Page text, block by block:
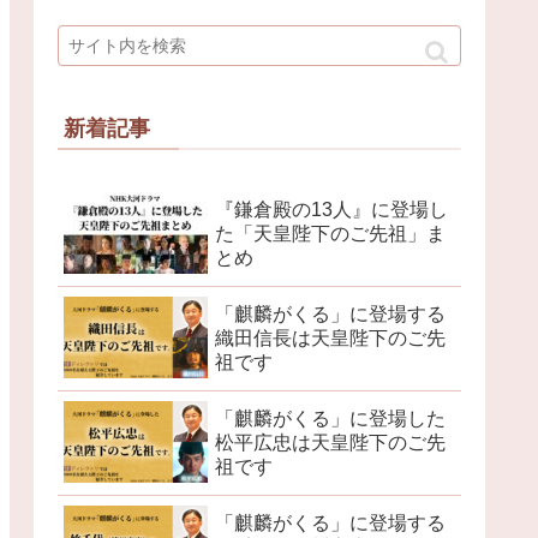
新着記事
『鎌倉殿の13人』に登場し
た「天皇陛下のご先祖」ま
とめ
「麒麟がくる」に登場する
織田信長は天皇陛下のご先
祖です
「麒麟がくる」に登場した
松平広忠は天皇陛下のご先
祖です
「麒麟がくる」に登場する